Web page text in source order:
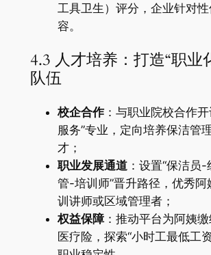
工具卫生）评分，企业针对
容。
4.3 人才培养：打造“职业
队伍
​校企合作​：与职业院校合作开
服务”专业，定向培养保洁管
才；
​职业发展通道​：设置“保洁员
管-培训师”晋升路径，优秀阿
训讲师或区域管理者；
​权益保障​：推动平台为阿姨缴
医疗险，探索“小时工最低工